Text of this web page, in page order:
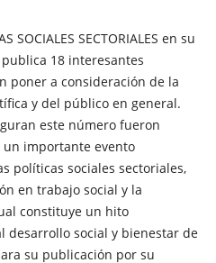
SOCIALES SECTORIALES en su
18 interesantes
poner a consideración de la
y del público en general.
este número fueron
un importante evento
políticas sociales sectoriales,
en trabajo social y la
constituye un hito
desarrollo social y bienestar de
su publicación por su